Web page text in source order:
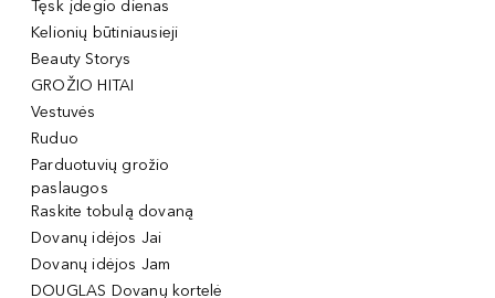
Tęsk įdegio dienas
Kelionių būtiniausieji
Beauty Storys
GROŽIO HITAI
Vestuvės
Ruduo
Parduotuvių grožio
paslaugos
Raskite tobulą dovaną
Dovanų idėjos Jai
Dovanų idėjos Jam
DOUGLAS Dovanų kortelė